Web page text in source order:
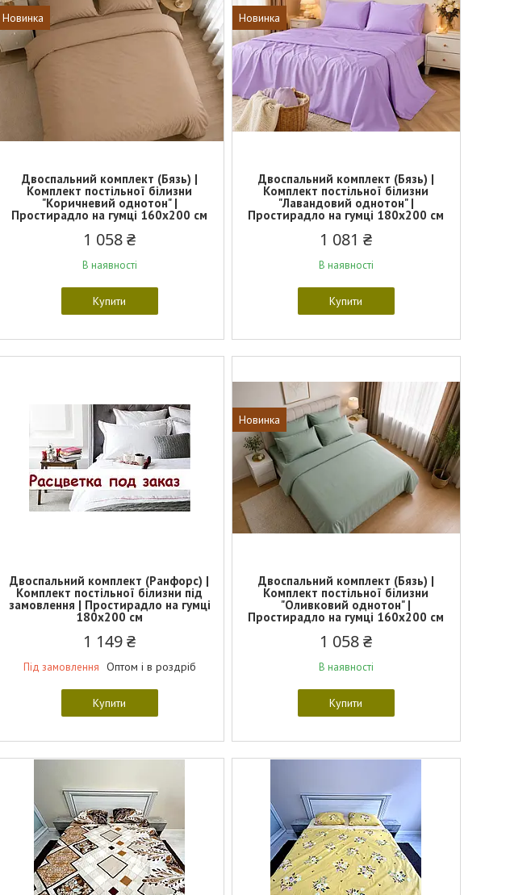
Новинка
Двоспальний комплект (Бязь) |
Комплект постільної білизни
"Коричневий однотон" |
Простирадло на гумці 160х200 см
1 058 ₴
В наявності
Купити
Новинка
Двоспальний комплект (Бязь) |
Комплект постільної білизни
"Лавандовий однотон" |
Простирадло на гумці 180х200 см
1 081 ₴
В наявності
Купити
Двоспальний комплект (Ранфорс) |
Комплект постільної білизни під
замовлення | Простирадло на гумці
180х200 см
1 149 ₴
Під замовлення Оптом і в роздріб
Купити
Новинка
Двоспальний комплект (Бязь) |
Комплект постільної білизни
"Оливковий однотон" |
Простирадло на гумці 160х200 см
1 058 ₴
В наявності
Купити